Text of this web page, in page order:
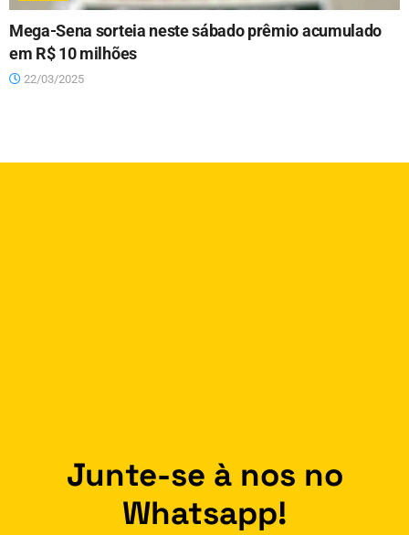
Mega-Sena sorteia neste sábado prêmio acumulado
em R$ 10 milhões
22/03/2025
Junte-se à nos no
Whatsapp!